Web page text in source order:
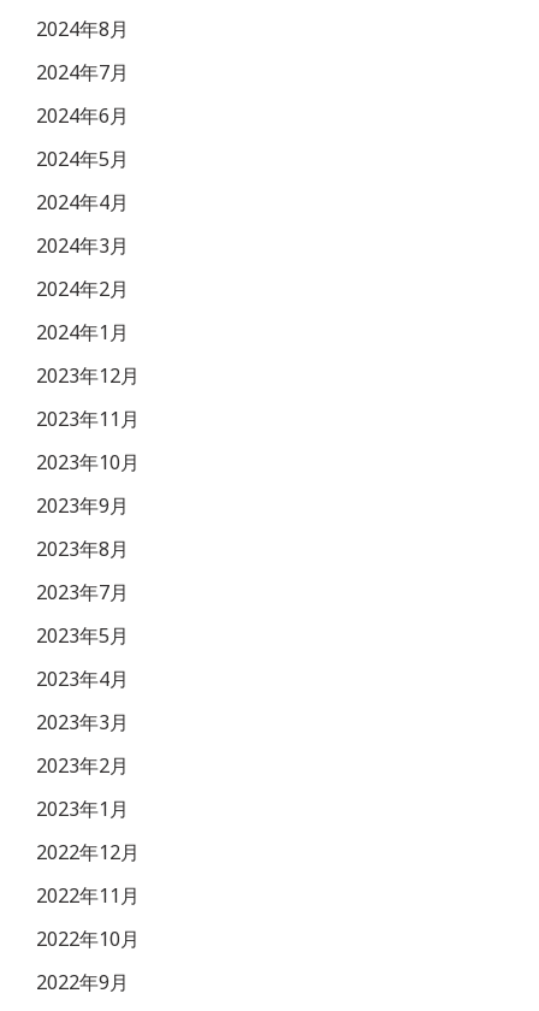
2024年8月
2024年7月
2024年6月
2024年5月
2024年4月
2024年3月
2024年2月
2024年1月
2023年12月
2023年11月
2023年10月
2023年9月
2023年8月
2023年7月
2023年5月
2023年4月
2023年3月
2023年2月
2023年1月
2022年12月
2022年11月
2022年10月
2022年9月